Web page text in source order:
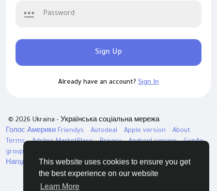
This website uses cookies to ensure you get
the best experience on our website
Learn More
Sign Up
Already have an account? Sign In
© 2026 Ukraina - Українська соціальна мережа
Голос Америки Friendys Autodeal Apple version
About
Terms
Adsline MarketPlace Privacy Android version
GenAp
group chat
Нагодуйте голодних та безпритульних в Україні
Directory